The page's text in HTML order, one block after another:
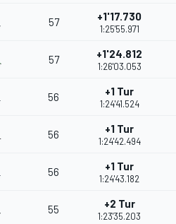
57 +1'17.730
1:25'55.971
57 +1'24.812
1:26'03.053
56 +1 Tur
1:24'41.524
56 +1 Tur
1:24'42.494
56 +1 Tur
1:24'43.182
55 +2 Tur
1:23'35.203